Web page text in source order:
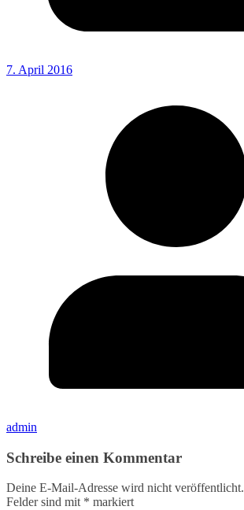
7. April 2016
admin
Schreibe einen Kommentar
Deine E-Mail-Adresse wird nicht veröffentlicht.
Felder sind mit * markiert